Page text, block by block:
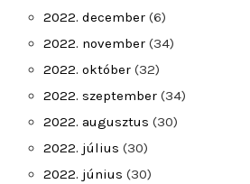
2022. december (6)
2022. november (34)
2022. október (32)
2022. szeptember (34)
2022. augusztus (30)
2022. július (30)
2022. június (30)